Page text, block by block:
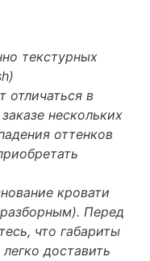
текстурных
в
нескольких
оттенков
кровати
Перед
что габариты
доставить